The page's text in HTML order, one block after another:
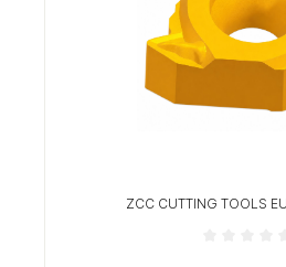
ZCC CUTTING TOOLS